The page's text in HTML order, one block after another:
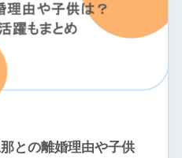
との離婚理由や子供